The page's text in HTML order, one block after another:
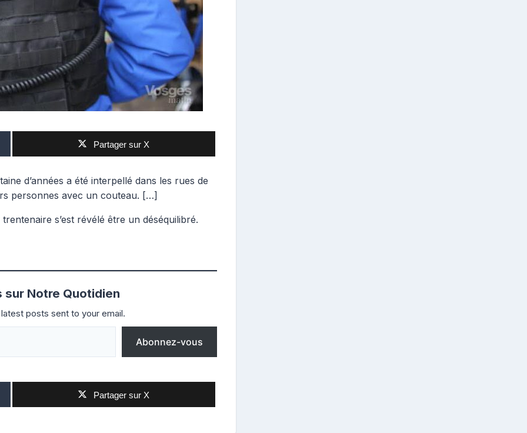
Partager sur X
d’années a été interpellé dans les rues de
personnes avec un couteau. […]
s’est révélé être un déséquilibré.
sur Notre Quotidien
posts sent to your email.
Abonnez-vous
Partager sur X